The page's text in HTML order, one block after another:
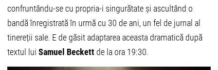
confruntându-se cu propria-i singurătate și ascultând o
bandă înregistrată în urmă cu 30 de ani, un fel de jurnal al
tinereții sale. E de găsit adaptarea aceasta dramatică după
textul lui Samuel Beckett de la ora 19:30.